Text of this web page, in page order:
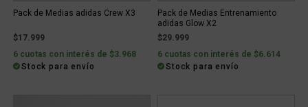
Pack de Medias adidas Crew X3
$17.999
6 cuotas con interés de $3.968
Stock para envío
Pack de Medias Entrenamiento
adidas Glow X2
$29.999
6 cuotas con interés de $6.614
Stock para envío